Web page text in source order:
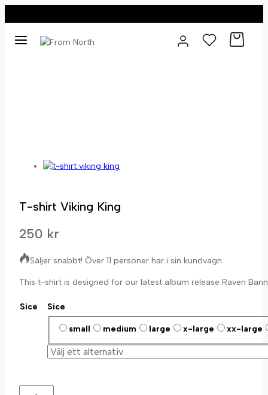
0
T-shirt Viking King
250 kr
Säljer snabbt! Över 11 personer har i sin kundvagn
This t-shirt is designed for our latest album release Raven
Sice Sice
small medium large x-large xx-large